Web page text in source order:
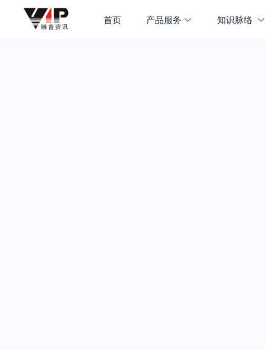
首页 产品服务 知识脉络